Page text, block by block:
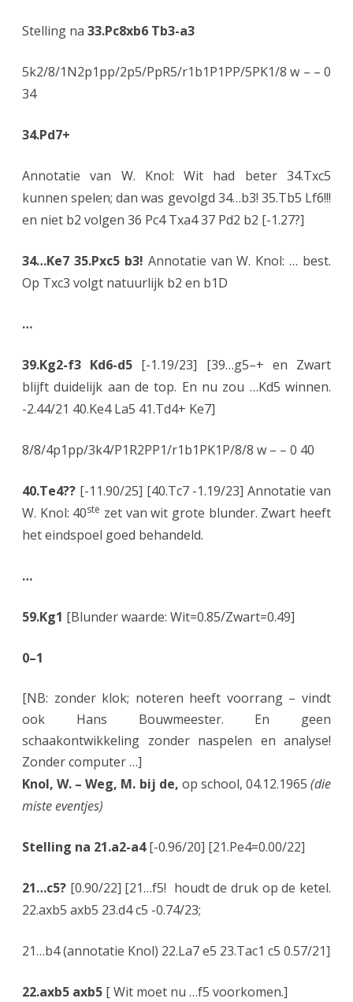
Stelling na 33.Pc8xb6 Tb3-a3
5k2/8/1N2p1pp/2p5/PpR5/r1b1P1PP/5PK1/8 w – – 0
34
34.Pd7+
Annotatie van W. Knol: Wit had beter 34.Txc5
kunnen spelen; dan was gevolgd 34…b3! 35.Tb5 Lf6!!!
en niet b2 volgen 36 Pc4 Txa4 37 Pd2 b2 [-1.27?]
34…Ke7 35.Pxc5 b3! Annotatie van W. Knol: … best.
Op Txc3 volgt natuurlijk b2 en b1D
…
39.Kg2-f3 Kd6-d5 [-1.19/23] [39…g5–+ en Zwart
blijft duidelijk aan de top. En nu zou …Kd5 winnen.
-2.44/21 40.Ke4 La5 41.Td4+ Ke7]
8/8/4p1pp/3k4/P1R2PP1/r1b1PK1P/8/8 w – – 0 40
40.Te4?? [-11.90/25] [40.Tc7 -1.19/23] Annotatie van
W. Knol: 40ste zet van wit grote blunder. Zwart heeft
het eindspoel goed behandeld.
…
59.Kg1 [Blunder waarde: Wit=0.85/Zwart=0.49]
0–1
[NB: zonder klok; noteren heeft voorrang – vindt
ook Hans Bouwmeester. En geen
schaakontwikkeling zonder naspelen en analyse!
Zonder computer …]
Knol, W. – Weg, M. bij de, op school, 04.12.1965(die
miste eventjes)
Stelling na 21.a2-a4[-0.96/20] [21.Pe4=0.00/22]
21…c5? [0.90/22] [21…f5! houdt de druk op de ketel.
22.axb5 axb5 23.d4 c5 -0.74/23;
21…b4 (annotatie Knol) 22.La7 e5 23.Tac1 c5 0.57/21]
22.axb5 axb5 [ Wit moet nu …f5 voorkomen.]